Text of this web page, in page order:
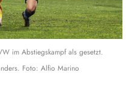
im Abstiegskampf als gesetzt.
Foto: Alfio Marino